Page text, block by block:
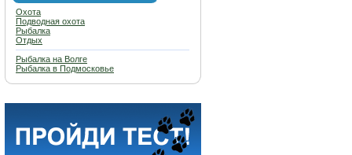
Охота
Подводная охота
Рыбалка
Отдых
Рыбалка на Волге
Рыбалка в Подмосковье